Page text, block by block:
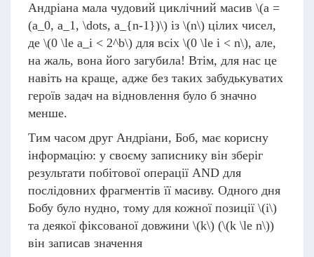
Андріана мала чудовий циклічний масив \(a =
(a_0, a_1, \dots, a_{n-1})\) із \(n\) цілих чисел,
де \(0 \le a_i < 2^b\) для всіх \(0 \le i < n\), але,
на жаль, вона його загубила! Втім, для нас це
навіть на краще, адже без таких забудькуватих
героїв задач на відновлення було б значно
менше.
Тим часом друг Андріани, Боб, має корисну
інформацію: у своєму записнику він зберіг
результати побітової операції AND для
послідовних фрагментів її масиву. Одного дня
Бобу було нудно, тому для кожної позиції \(i\)
та деякої фіксованої довжини \(k\) (\(k \le n\))
він записав значення